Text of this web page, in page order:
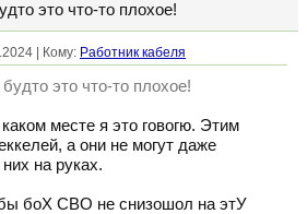
это что-то плохое!
| Кому: Работник кабеля
будто это что-то плохое!
месте я это говогю. Этим
а они не могут даже
на руках.
боХ СВО не снизошол на этУ